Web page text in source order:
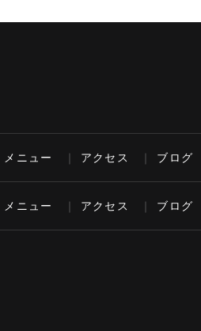
メニュー アクセス ブログ
メニュー アクセス ブログ